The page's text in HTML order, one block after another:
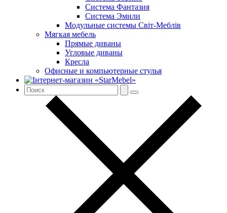
Система Фантазия
Система Эмили
Модульные системы Світ-Meблів
Мягкая мебель
Прямые диваны
Угловые диваны
Кресла
Офисные и компьютерные стулья